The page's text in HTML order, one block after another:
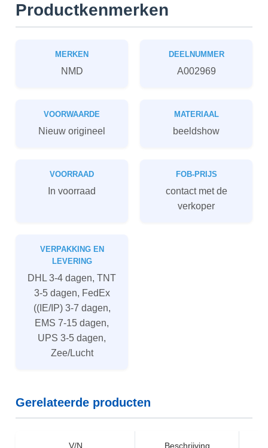
Productkenmerken
MERKEN
NMD
DEELNUMMER
A002969
VOORWAARDE
Nieuw origineel
MATERIAAL
beeldshow
VOORRAAD
In voorraad
FOB-PRIJS
contact met de
verkoper
VERPAKKING EN
LEVERING
DHL 3-4 dagen, TNT
3-5 dagen, FedEx
((IE/IP) 3-7 dagen,
EMS 7-15 dagen,
UPS 3-5 dagen,
Zee/Lucht
Gerelateerde producten
V/N Beschrijving